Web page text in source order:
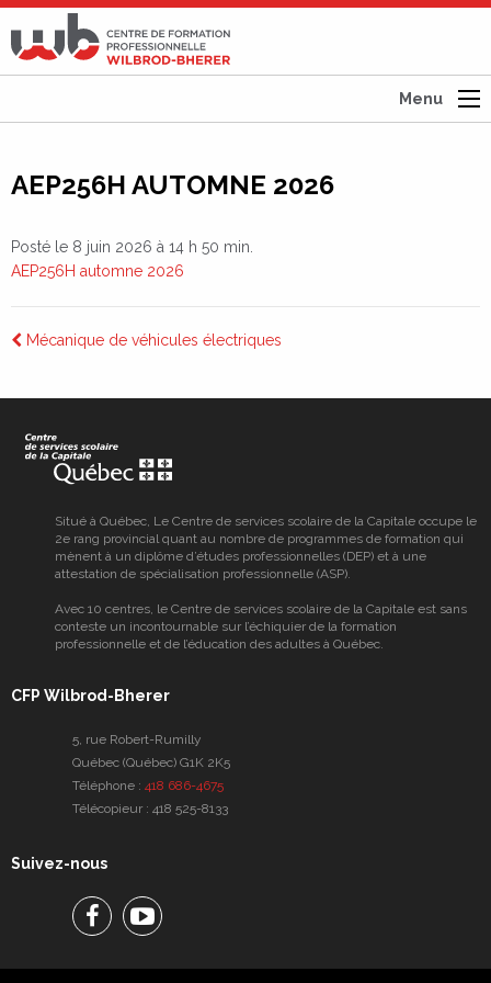
Wilbrod-
Menu
AEP256H AUTOMNE 2026
Posté le 8 juin 2026 à 14 h 50 min.
AEP256H automne 2026
Navigation
Mécanique de véhicules électriques
Situé à Québec, Le Centre de services scolaire de la Capitale occupe le
2e rang provincial quant au nombre de programmes de formation qui
mènent à un diplôme d’études professionnelles (DEP) et à une
attestation de spécialisation professionnelle (ASP).
Avec 10 centres, le Centre de services scolaire de la Capitale est sans
conteste un incontournable sur l’échiquier de la formation
professionnelle et de l’éducation des adultes à Québec.
CFP Wilbrod-Bherer
5, rue Robert-Rumilly
Québec (Québec) G1K 2K5
Téléphone : 418 686-4675
Télécopieur : 418 525-8133
Suivez-nous
FacebookFacebook